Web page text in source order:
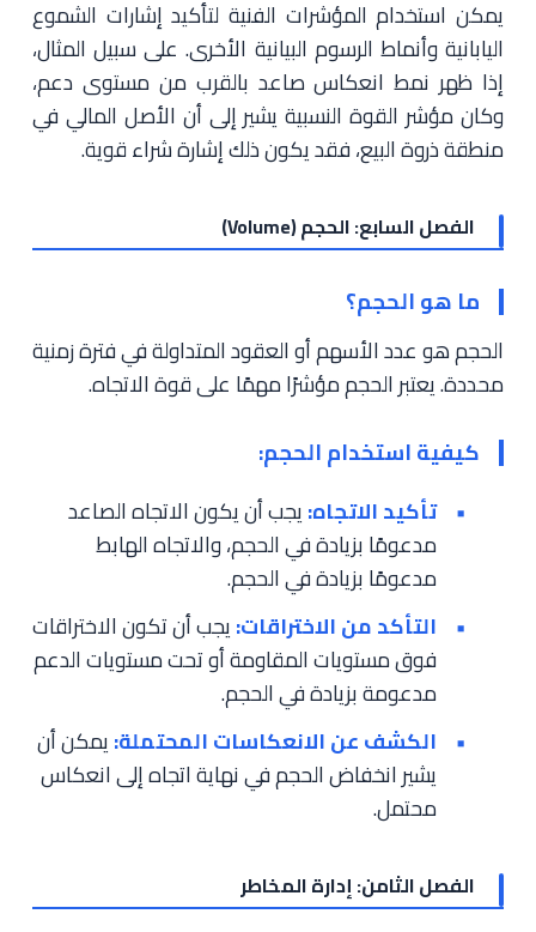
يمكن استخدام المؤشرات الفنية لتأكيد إشارات الشموع
اليابانية وأنماط الرسوم البيانية الأخرى. على سبيل المثال،
إذا ظهر نمط انعكاس صاعد بالقرب من مستوى دعم،
وكان مؤشر القوة النسبية يشير إلى أن الأصل المالي في
منطقة ذروة البيع، فقد يكون ذلك إشارة شراء قوية.
الفصل السابع: الحجم (Volume)
ما هو الحجم؟
الحجم هو عدد الأسهم أو العقود المتداولة في فترة زمنية
محددة. يعتبر الحجم مؤشرًا مهمًا على قوة الاتجاه.
كيفية استخدام الحجم:
تأكيد الاتجاه:يجب أن يكون الاتجاه الصاعد
مدعومًا بزيادة في الحجم، والاتجاه الهابط
مدعومًا بزيادة في الحجم.
التأكد من الاختراقات:يجب أن تكون الاختراقات
فوق مستويات المقاومة أو تحت مستويات الدعم
مدعومة بزيادة في الحجم.
الكشف عن الانعكاسات المحتملة:يمكن أن
يشير انخفاض الحجم في نهاية اتجاه إلى انعكاس
محتمل.
الفصل الثامن: إدارة المخاطر